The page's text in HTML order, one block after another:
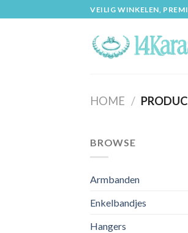
to
VEILIG WINKELEN,
HOME /
BROWSE
Armbanden
Enkelbandjes
Hangers